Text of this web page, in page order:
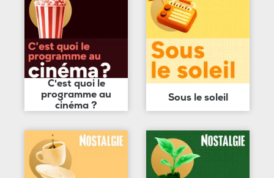
C'est quoi le
programme au
cinéma ?
Sous le soleil